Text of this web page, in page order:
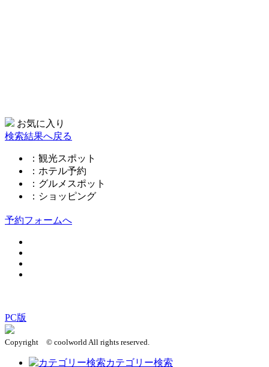
お気に入り
検索結果へ戻る
：観光スポット
：ホテル予約
：グルメスポット
：ショッピング
予約フォームへ
PC版
Copyright © coolworld All rights reserved.
カテゴリー検索